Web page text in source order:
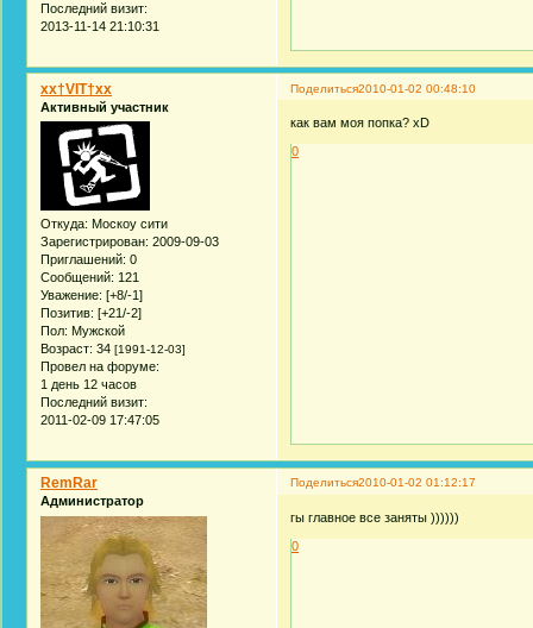
Последний визит:
2013-11-14 21:10:31
Поделиться2010-01-02 00:48:10
xx†VIT†xx
Активный участник
Откуда: Москоу сити
Зарегистрирован: 2009-09-03
Приглашений: 0
Сообщений: 121
Уважение: [+8/-1]
Позитив: [+21/-2]
Пол: Мужской
Возраст: 34 [1991-12-03]
Провел на форуме:
1 день 12 часов
Последний визит:
2011-02-09 17:47:05
как вам моя попка? xD
0
Поделиться2010-01-02 01:12:17
RemRar
Администратор
гы главное все заняты ))))))
0